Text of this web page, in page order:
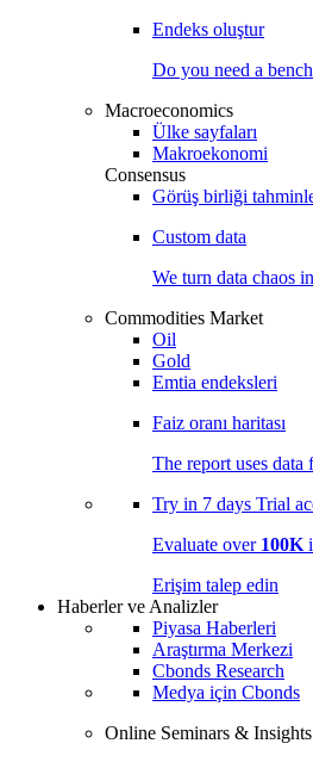
Endeks oluştur
Do you need a
Macroeconomics
Ülke sayfaları
Makroekonomi
Consensus
Görüş birliği
Custom data
We turn data chaos
Commodities Market
Oil
Gold
Emtia endeksleri
Faiz oranı haritası
The report uses data
Try in 7 days Trial
Evaluate over 100K
Erişim talep edin
Haberler ve Analizler
Piyasa Haberleri
Araştırma Merkezi
Cbonds Research
Medya için Cbonds
Online Seminars & Insights